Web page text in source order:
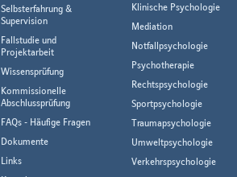
Selbsterfahrung &
Supervision
Fallstudie und
Projektarbeit
Wissensprüfung
Kommissionelle
Abschlussprüfung
FAQs - Häufige Fragen
Dokumente
Links
Klinische Psychologie
Mediation
Notfallpsychologie
Psychotherapie
Rechtspsychologie
Sportpsychologie
Traumapsychologie
Umweltpsychologie
Verkehrspsychologie